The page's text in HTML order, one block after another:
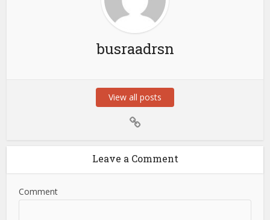
busraadrsn
View all posts
Leave a Comment
Comment